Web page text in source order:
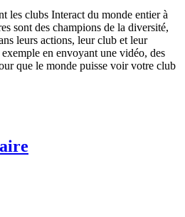
les clubs Interact du monde entier à
sont des champions de la diversité,
leurs actions, leur club et leur
en envoyant une vidéo, des
que le monde puisse voir votre club